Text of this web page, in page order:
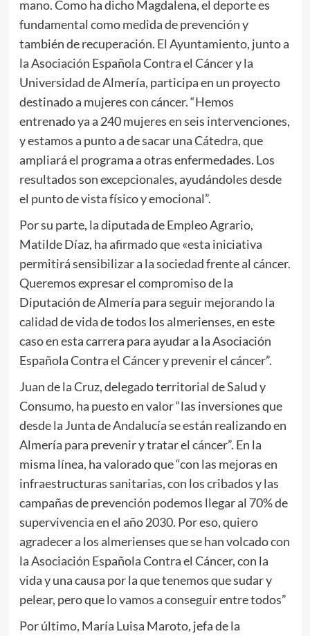
mano. Como ha dicho Magdalena, el deporte es
fundamental como medida de prevención y
también de recuperación. El Ayuntamiento, junto a
la Asociación Española Contra el Cáncer y la
Universidad de Almería, participa en un proyecto
destinado a mujeres con cáncer. “Hemos
entrenado ya a 240 mujeres en seis intervenciones,
y estamos a punto a de sacar una Cátedra, que
ampliará el programa a otras enfermedades. Los
resultados son excepcionales, ayudándoles desde
el punto de vista físico y emocional”.
Por su parte, la diputada de Empleo Agrario,
Matilde Díaz, ha afirmado que «esta iniciativa
permitirá sensibilizar a la sociedad frente al cáncer.
Queremos expresar el compromiso de la
Diputación de Almería para seguir mejorando la
calidad de vida de todos los almerienses, en este
caso en esta carrera para ayudar a la Asociación
Española Contra el Cáncer y prevenir el cáncer”.
Juan de la Cruz, delegado territorial de Salud y
Consumo, ha puesto en valor “las inversiones que
desde la Junta de Andalucía se están realizando en
Almería para prevenir y tratar el cáncer”. En la
misma línea, ha valorado que “con las mejoras en
infraestructuras sanitarias, con los cribados y las
campañas de prevención podemos llegar al 70% de
supervivencia en el año 2030. Por eso, quiero
agradecer a los almerienses que se han volcado con
la Asociación Española Contra el Cáncer, con la
vida y una causa por la que tenemos que sudar y
pelear, pero que lo vamos a conseguir entre todos”
Por último, María Luisa Maroto, jefa de la